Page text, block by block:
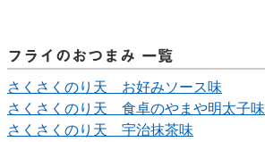
フライのおつまみ 一覧
さくさくのり天 お好みソース味
さくさくのり天 食卓のやまや明太子味
さくさくのり天 宇治抹茶味